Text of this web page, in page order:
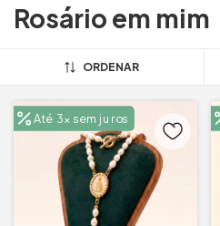
Rosário em mim
ORDENAR
Até 3x sem juros